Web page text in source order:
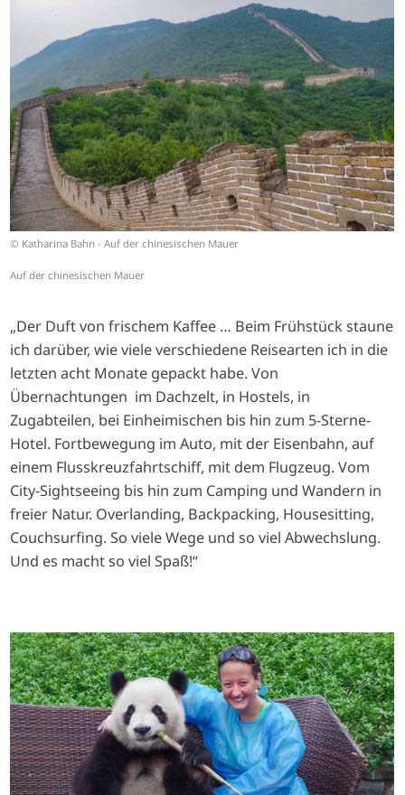
© Katharina Bahn - Auf der chinesischen Mauer
Auf der chinesischen Mauer
„Der Duft von frischem Kaffee … Beim Frühstück staune
ich darüber, wie viele verschiedene Reisearten ich in die
letzten acht Monate gepackt habe. Von
Übernachtungen im Dachzelt, in Hostels, in
Zugabteilen, bei Einheimischen bis hin zum 5-Sterne-
Hotel. Fortbewegung im Auto, mit der Eisenbahn, auf
einem Flusskreuzfahrtschiff, mit dem Flugzeug. Vom
City-Sightseeing bis hin zum Camping und Wandern in
freier Natur. Overlanding, Backpacking, Housesitting,
Couchsurfing. So viele Wege und so viel Abwechslung.
Und es macht so viel Spaß!“
I
m
a
g
e